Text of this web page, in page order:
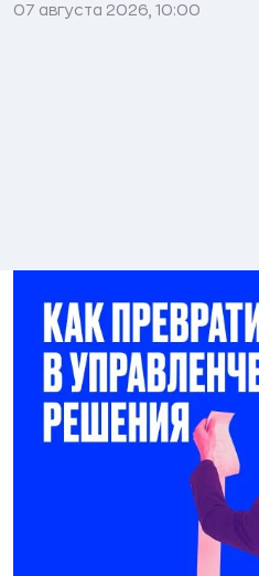
07 августа 2026, 10:00